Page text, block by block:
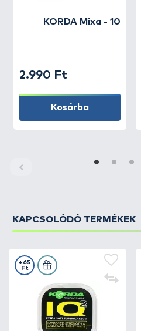
KORDA Mixa - 10
2.990 Ft
Kosárba
KAPCSOLÓDÓ TERMÉKEK
+65
Ft